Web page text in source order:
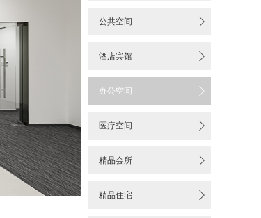
公共空间 
酒店宾馆 
办公空间 
医疗空间 
精品会所 
精品住宅 